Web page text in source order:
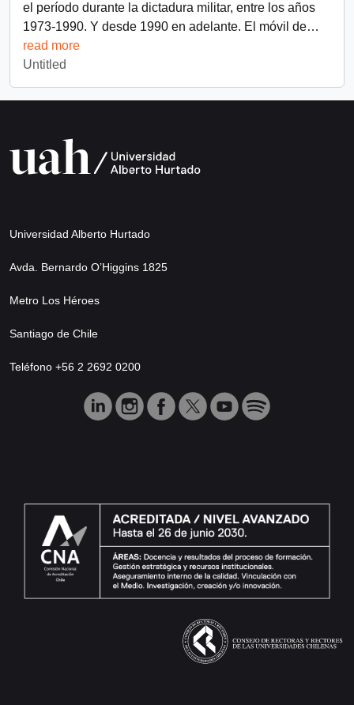
el período durante la dictadura militar, entre los años
1973-1990. Y desde 1990 en adelante. El móvil de…
read more
Untitled
Universidad Alberto Hurtado
Avda. Bernardo O’Higgins 1825
Metro Los Héroes
Santiago de Chile
Teléfono +56 2 2692 0200